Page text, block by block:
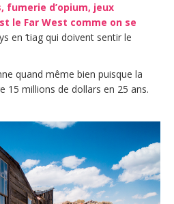
d’opium, jeux
le Far West comme on se
en ‘tiag qui doivent sentir le
quand même bien puisque la
15 millions de dollars en 25 ans.